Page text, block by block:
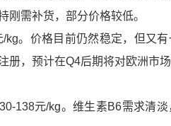
刚需补货，部分价格较低。
kg。价格目前仍然稳定，但又
册，预计在Q4后期将对欧洲市场
138元/kg。维生素B6需求清